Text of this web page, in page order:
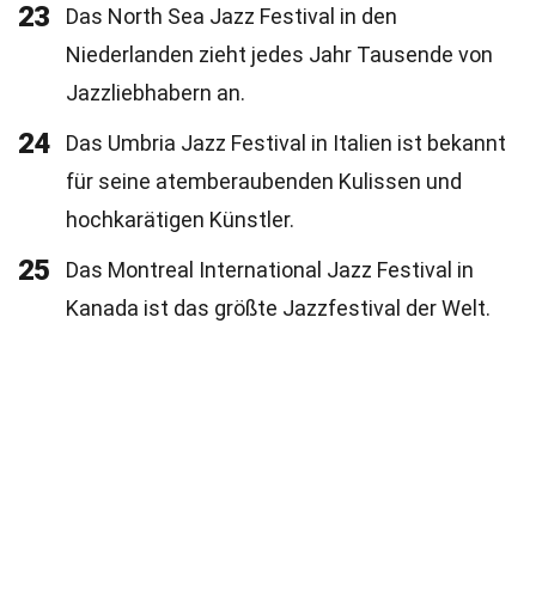
23
Das North Sea Jazz Festival in den
Niederlanden zieht jedes Jahr Tausende von
Jazzliebhabern an.
24
Das Umbria Jazz Festival in Italien ist bekannt
für seine atemberaubenden Kulissen und
hochkarätigen Künstler.
25
Das Montreal International Jazz Festival in
Kanada ist das größte Jazzfestival der Welt.